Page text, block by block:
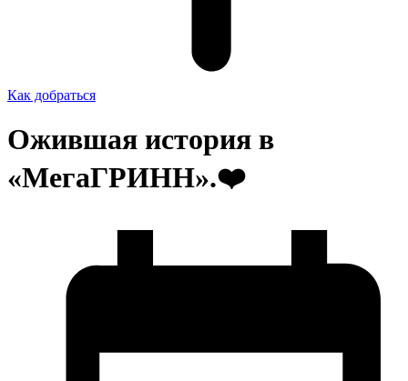
Как добраться
Ожившая история в
«МегаГРИНН».❤️